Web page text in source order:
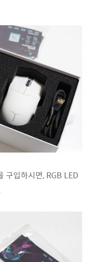
구입하시면, RGB LED